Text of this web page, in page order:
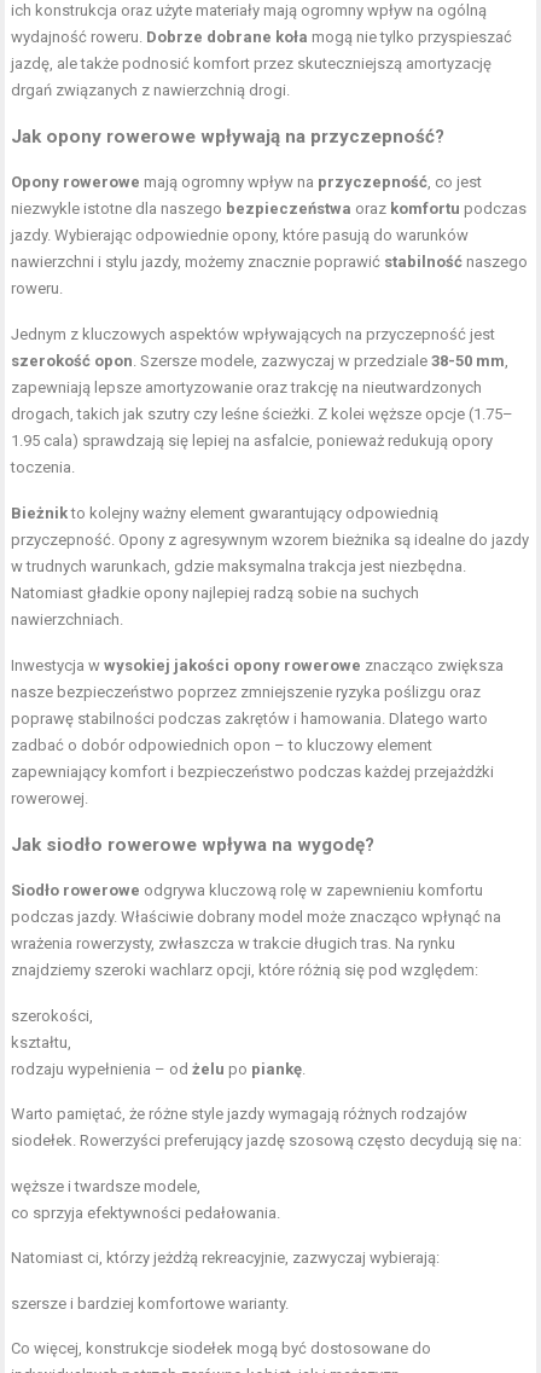
ich konstrukcja oraz użyte materiały mają ogromny wpływ na ogólną
wydajność roweru. Dobrze dobrane koła mogą nie tylko przyspieszać
jazdę, ale także podnosić komfort przez skuteczniejszą amortyzację
drgań związanych z nawierzchnią drogi.
Jak opony rowerowe wpływają na przyczepność?
Opony rowerowe mają ogromny wpływ na przyczepność, co jest
niezwykle istotne dla naszego bezpieczeństwa oraz komfortu podczas
jazdy. Wybierając odpowiednie opony, które pasują do warunków
nawierzchni i stylu jazdy, możemy znacznie poprawić stabilność naszego
roweru.
Jednym z kluczowych aspektów wpływających na przyczepność jest
szerokość opon. Szersze modele, zazwyczaj w przedziale38-50 mm,
zapewniają lepsze amortyzowanie oraz trakcję na nieutwardzonych
drogach, takich jak szutry czy leśne ścieżki. Z kolei węższe opcje (1.75–
1.95 cala) sprawdzają się lepiej na asfalcie, ponieważ redukują opory
toczenia.
Bieżnikto kolejny ważny element gwarantujący odpowiednią
przyczepność. Opony z agresywnym wzorem bieżnika są idealne do jazdy
w trudnych warunkach, gdzie maksymalna trakcja jest niezbędna.
Natomiast gładkie opony najlepiej radzą sobie na suchych
nawierzchniach.
Inwestycja wwysokiej jakości opony rowerowe znacząco zwiększa
nasze bezpieczeństwo poprzez zmniejszenie ryzyka poślizgu oraz
poprawę stabilności podczas zakrętów i hamowania. Dlatego warto
zadbać o dobór odpowiednich opon – to kluczowy element
zapewniający komfort i bezpieczeństwo podczas każdej przejażdżki
rowerowej.
Jak siodło rowerowe wpływa na wygodę?
Siodło rowerowe odgrywa kluczową rolę w zapewnieniu komfortu
podczas jazdy. Właściwie dobrany model może znacząco wpłynąć na
wrażenia rowerzysty, zwłaszcza w trakcie długich tras. Na rynku
znajdziemy szeroki wachlarz opcji, które różnią się pod względem:
szerokości,
kształtu,
rodzaju wypełnienia – odżelu po piankę.
Warto pamiętać, że różne style jazdy wymagają różnych rodzajów
siodełek. Rowerzyści preferujący jazdę szosową często decydują się na:
węższe i twardsze modele,
co sprzyja efektywności pedałowania.
Natomiast ci, którzy jeżdżą rekreacyjnie, zazwyczaj wybierają:
szersze i bardziej komfortowe warianty.
Co więcej, konstrukcje siodełek mogą być dostosowane do